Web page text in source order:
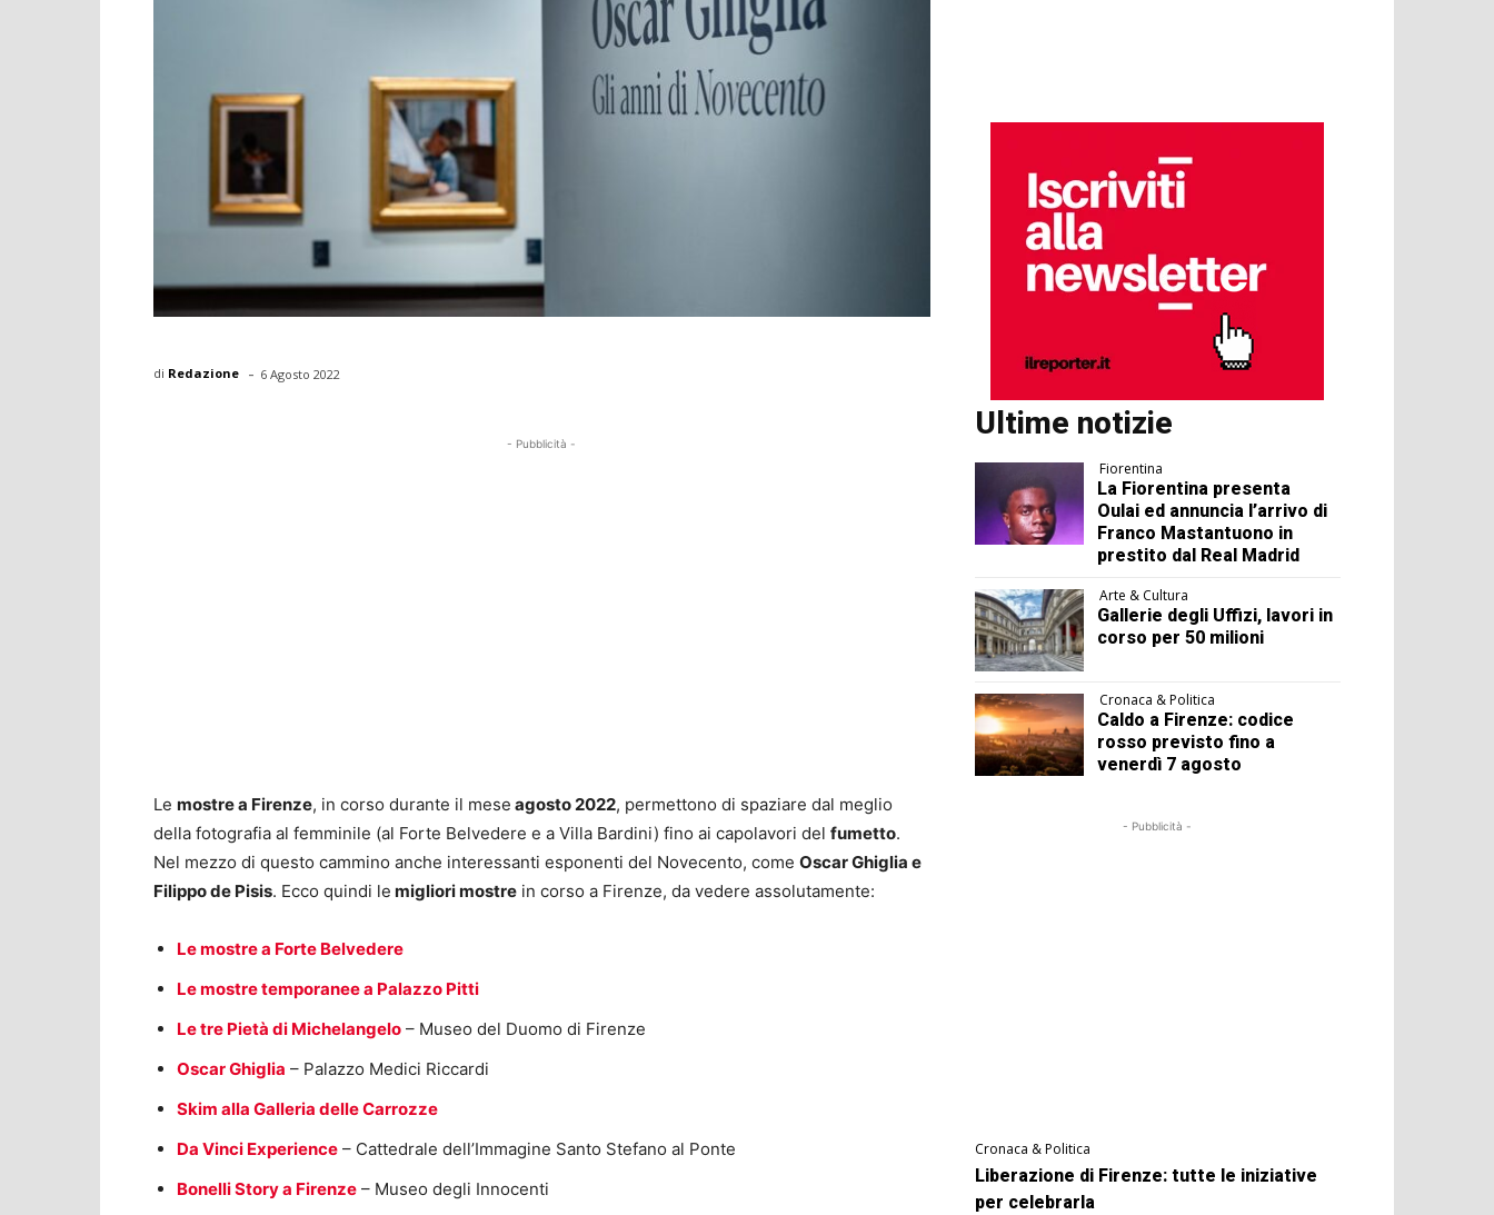
di Redazione - 6 Agosto 2022
- Pubblicità -
Le mostre a Firenze, in corso durante il mese agosto 2022, permettono di spaziare dal meglio
della fotografia al femminile (al Forte Belvedere e a Villa Bardini) fino ai capolavori del fumetto.
Nel mezzo di questo cammino anche interessanti esponenti del Novecento, come Oscar Ghiglia e
Filippo de Pisis. Ecco quindi le migliori mostre in corso a Firenze, da vedere assolutamente:
Le mostre a Forte Belvedere
Le mostre temporanee a Palazzo Pitti
Le tre Pietà di Michelangelo – Museo del Duomo di Firenze
Oscar Ghiglia – Palazzo Medici Riccardi
Skim alla Galleria delle Carrozze
Da Vinci Experience – Cattedrale dell’Immagine Santo Stefano al Ponte
Bonelli Story a Firenze – Museo degli Innocenti
Ultime notizie
Fiorentina
La Fiorentina presenta
Oulai ed annuncia l’arrivo di
Franco Mastantuono in
prestito dal Real Madrid
Arte & Cultura
Gallerie degli Uffizi, lavori in
corso per 50 milioni
Cronaca & Politica
Caldo a Firenze: codice
rosso previsto fino a
venerdì 7 agosto
- Pubblicità -
Cronaca & Politica
Liberazione di Firenze: tutte le iniziative
per celebrarla